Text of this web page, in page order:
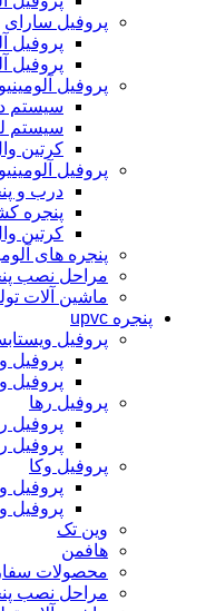
پروفیل سارای
پروفیل
پروفیل
پروفیل
سیستم
سیستم
کرتین
پروفیل
درب و
پنجره
کرتین
پنجره های
مراحل نصب
ماشین آلات
پنجره upvc
پروفیل
پروفیل
پروفیل
پروفیل رها
پروفیل
پروفیل
پروفیل وکا
پروفیل
پروفیل
وین تک
هافمن
محصولات
مراحل نصب